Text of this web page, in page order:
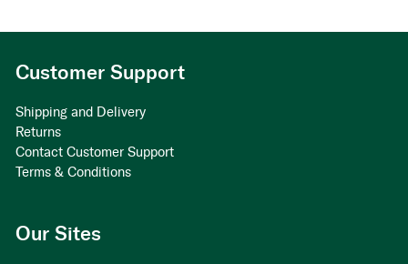
Customer Support
Shipping and Delivery
Returns
Contact Customer Support
Terms & Conditions
Our Sites